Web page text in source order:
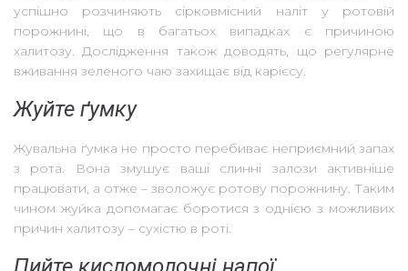
успішно розчиняють сірковмісний наліт у ротовій
порожнині, що в багатьох випадках є причиною
халитозу. Дослідження також доводять, що регулярне
вживання зеленого чаю захищає від карієсу.
Жуйте ґумку
Жувальна ґумка не просто перебиває неприємний запах
з рота. Вона змушує ваші слинні залози активніше
працювати, а отже – зволожує ротову порожнину. Таким
чином жуйка допомагає боротися з однією з можливих
причин халитозу – сухістю в роті.